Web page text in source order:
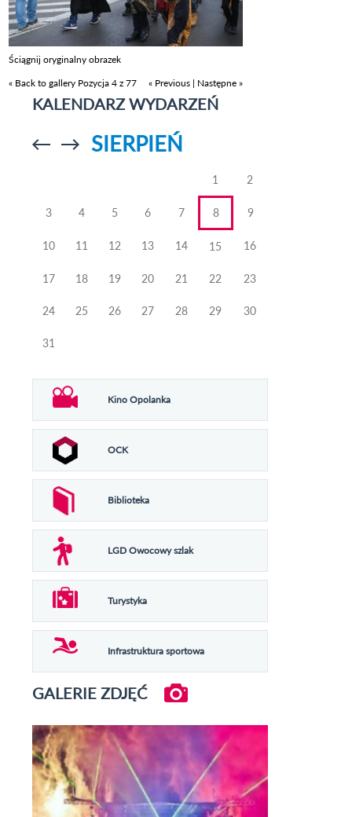
Ściągnij oryginalny obrazek
« Back to gallery Pozycja 4 z 77 « Previous | Następne »
KALENDARZ WYDARZEŃ
Przejdź doPrzejdź do
SIERPIEŃ
1 2
3 4 5 6 7 8 9
10 11 12 13 14 15 16
17 18 19 20 21 22 23
24 25 26 27 28 29 30
31
Kino Opolanka
OCK
Biblioteka
LGD Owocowy szlak
Turystyka
Infrastruktura sportowa
GALERIE ZDJĘĆ